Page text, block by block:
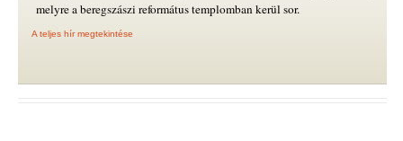
melyre a beregszászi református templomban kerül sor.
A teljes hír megtekintése